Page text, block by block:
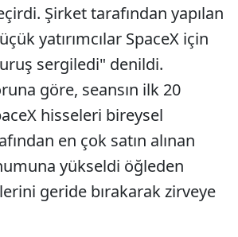
Şirket tarafından yapılan
yatırımcılar SpaceX için
sergiledi" denildi.
göre, seansın ilk 20
hisseleri bireysel
en çok satın alınan
yükseldi öğleden
geride bırakarak zirveye